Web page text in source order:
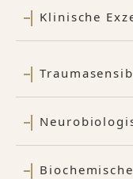
Klinische